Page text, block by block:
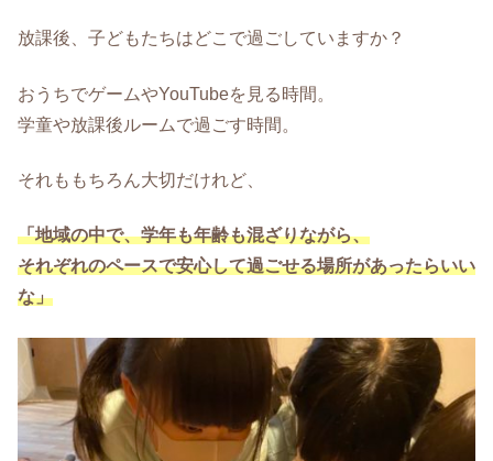
放課後、子どもたちはどこで過ごしていますか？
おうちでゲームやYouTubeを見る時間。
学童や放課後ルームで過ごす時間。
それももちろん大切だけれど、
「地域の中で、学年も年齢も混ざりながら、
それぞれのペースで安心して過ごせる場所があったらいい
な」